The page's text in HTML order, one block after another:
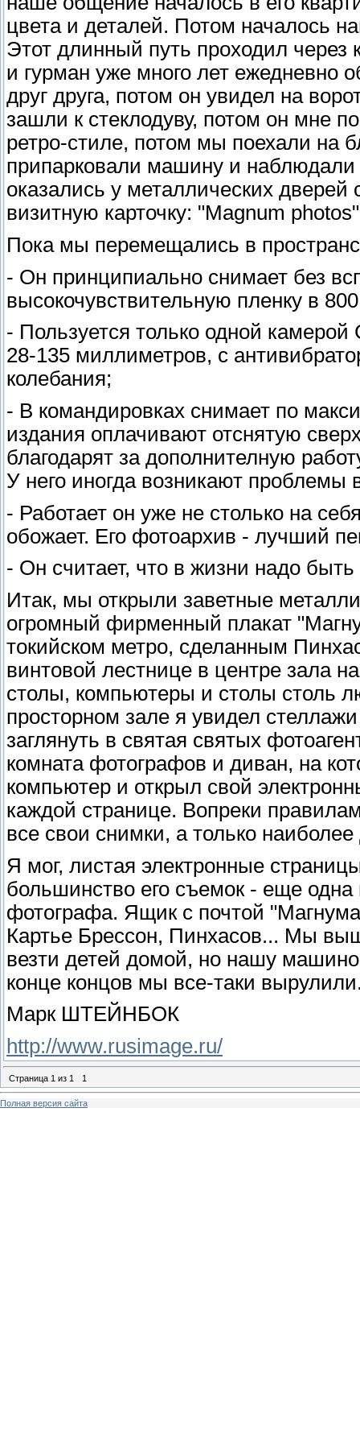
цвета и деталей. Потом началось
Этот длинный путь проходил через
и гурман уже много лет ежедневно
друг друга, потом он увидел на
зашли к стеклодуву, потом он мне
ретро-стиле, потом мы поехали на
припарковали машину и наблюдали
оказались у металлических
визитную карточку: "Magnum
Пока мы перемещались в
- Он принципиально снимает без
высокочувствительную пленку в
- Пользуется только одной
28-135 миллиметров, с
колебания;
- В командировках снимает по
издания оплачивают отснятую
благодарят за дополнителную
У него иногда возникают
- Работает он уже не столько на
обожает. Его фотоархив - лучший
- Он считает, что в жизни надо
Итак, мы открыли заветные
огромный фирменный плакат
токийском метро, сделанным
винтовой лестнице в центре зала
столы, компьютеры и столы столь
просторном зале я увидел
заглянуть в святая святых
комната фотографов и диван, на
компьютер и открыл свой
каждой странице. Вопреки
все свои снимки, а только
Я мог, листая электронные
большинство его съемок - еще одна
фотографа. Ящик с почтой
Картье Брессон, Пинхасов... Мы
везти детей домой, но нашу
конце концов мы все-таки
Марк ШТЕЙНБОК
http://www.rusimage.ru/
Страница 1 из 1 1
Полная версия сайта